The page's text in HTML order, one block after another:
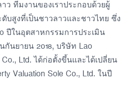
ว ทีมงานของเราประกอบด้วยผู้
บสูงที่เป็นชาวลาวและชาวไทย ซึ่ง
ปีในอุตสาหกรรมการประเมิน
นยายน 2018, บริษัท Lao
Ltd. ได้ก่อตั้งขึ้นและได้เปลี่ยน
Valuation Sole Co., Ltd. ในปี